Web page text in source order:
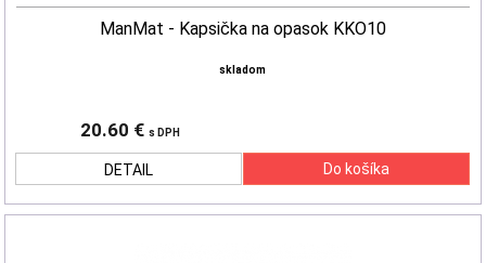
ManMat - Kapsička na opasok KKO10
skladom
20.60 € s DPH
DETAIL